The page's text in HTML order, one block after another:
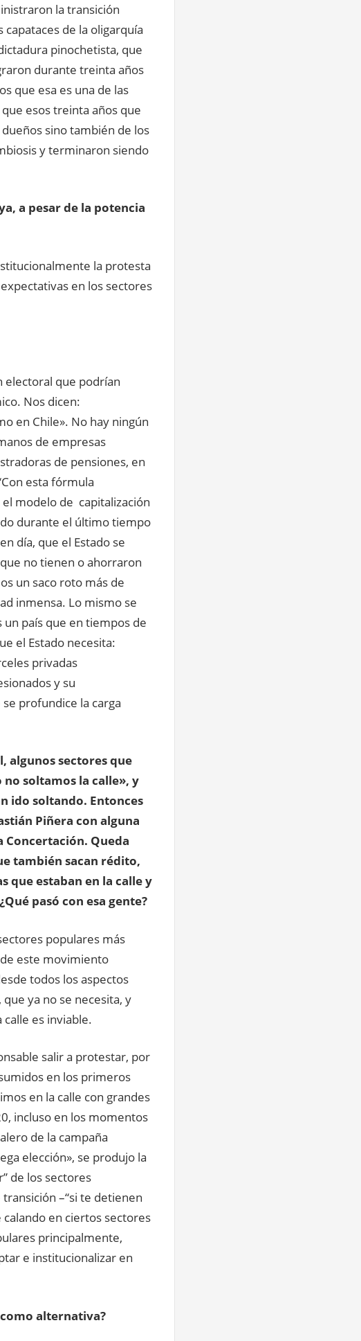
la transición
de la oligarquía
pinochetista, que
durante treinta años
que esa es una de las
esos treinta años que
sino también de los
y terminaron siendo
a pesar de la potencia
la protesta
en los sectores
electoral que podrían
Nos dicen:
en Chile». No hay ningún
de empresas
de pensiones, en
esta fórmula
modelo de capitalización
durante el último tiempo
día, que el Estado se
no tienen o ahorraron
un saco roto más de
inmensa. Lo mismo se
país que en tiempos de
el Estado necesita:
privadas
y su
profundice la carga
algunos sectores que
soltamos la calle», y
ido soltando. Entonces
Piñera con alguna
Concertación. Queda
también sacan rédito,
que estaban en la calle y
pasó con esa gente?
populares más
este movimiento
todos los aspectos
ya no se necesita, y
es inviable.
salir a protestar, por
en los primeros
en la calle con grandes
incluso en los momentos
de la campaña
elección», se produjo la
de los sectores
–“si te detienen
en ciertos sectores
principalmente,
e institucionalizar en
alternativa?